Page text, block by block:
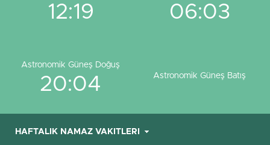
12:19 06:03
Astronomik Güneş Doğuş
20:04 Astronomik Güneş Batış